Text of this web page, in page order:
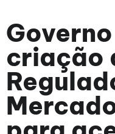
criação